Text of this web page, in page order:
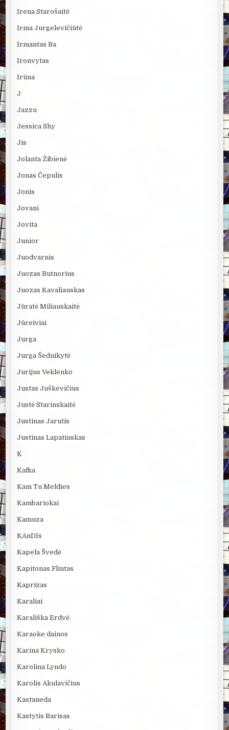
Irena Starošaitė
Irma Jurgelevičiūtė
Irmantas Ba
Ironvytas
Irūna
J
Jazzu
Jessica Shy
Jis
Jolanta Žibienė
Jonas Čepulis
Jonis
Jovani
Jovita
Junior
Juodvarnis
Juozas Butnorius
Juozas Kavaliauskas
Jūratė Miliauskaitė
Jūreiviai
Jurga
Jurga Šeduikytė
Jurijus Veklenko
Justas Juškevičius
Justė Starinskaitė
Justinas Jarutis
Justinas Lapatinskas
K
Kafka
Kam Tu Meldies
Kambariokai
Kamuza
KAnDIs
Kapela Švedė
Kapitonas Flintas
Kaprizas
Karaliai
Karališka Erdvė
Karaoke dainos
Karina Krysko
Karolina Lyndo
Karolis Akulavičius
Kastaneda
Kastytis Barisas